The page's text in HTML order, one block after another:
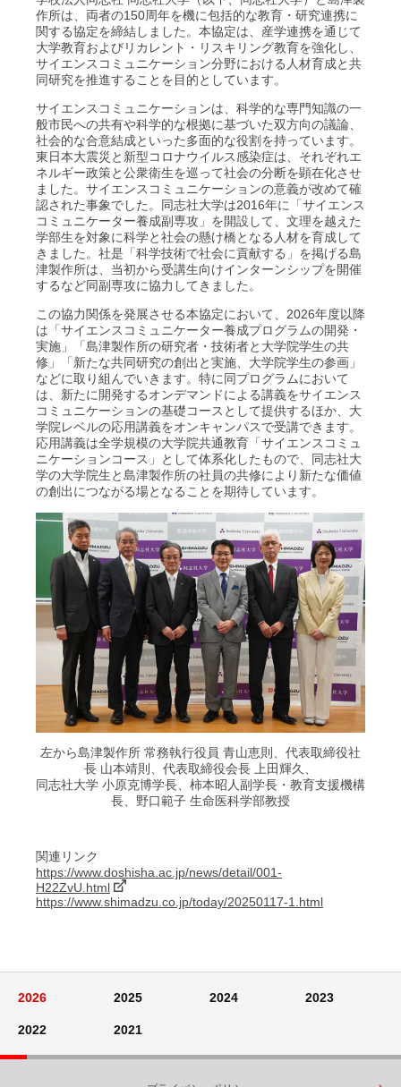
作所は、両者の150周年を機に包括的な教育・研究連携に
関する協定を締結しました。本協定は、産学連携を通じて
大学教育およびリカレント・リスキリング教育を強化し、
サイエンスコミュニケーション分野における人材育成と共
同研究を推進することを目的としています。
サイエンスコミュニケーションは、科学的な専門知識の一
般市民への共有や科学的な根拠に基づいた双方向の議論、
社会的な合意結成といった多面的な役割を持っています。
東日本大震災と新型コロナウイルス感染症は、それぞれエ
ネルギー政策と公衆衛生を巡って社会の分断を顕在化させ
ました。サイエンスコミュニケーションの意義が改めて確
認された事象でした。同志社大学は2016年に「サイエンス
コミュニケーター養成副専攻」を開設して、文理を越えた
学部生を対象に科学と社会の懸け橋となる人材を育成して
きました。社是「科学技術で社会に貢献する」を掲げる島
津製作所は、当初から受講生向けインターンシップを開催
するなど同副専攻に協力してきました。
この協力関係を発展させる本協定において、2026年度以降
は「サイエンスコミュニケーター養成プログラムの開発・
実施」「島津製作所の研究者・技術者と大学院学生の共
修」「新たな共同研究の創出と実施、大学院学生の参画」
などに取り組んでいきます。特に同プログラムにおいて
は、新たに開発するオンデマンドによる講義をサイエンス
コミュニケーションの基礎コースとして提供するほか、大
学院レベルの応用講義をオンキャンパスで受講できます。
応用講義は全学規模の大学院共通教育「サイエンスコミュ
ニケーションコース」として体系化したもので、同志社大
学の大学院生と島津製作所の社員の共修により新たな価値
の創出につながる場となることを期待しています。
左から島津製作所 常務執行役員 青山恵則、代表取締役社
長 山本靖則、代表取締役会長 上田輝久、
同志社大学 小原克博学長、柿本昭人副学長・教育支援機構
長、野口範子 生命医科学部教授
関連リンク
https://www.doshisha.ac.jp/news/detail/001-
H22ZvU.html
https://www.shimadzu.co.jp/today/20250117-1.html
2026 2025 2024 2023
2022 2021